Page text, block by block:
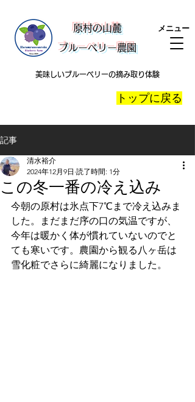
​原村の山麓
ブルーベリー農園
メニュー
美味しいブルーベリーの摘み取り体験
​トップに戻る
記事
この冬一番の冷え込み
清水裕介
2024年12月9日 読了時間: 1分
今朝の原村は氷点下7℃まで冷え込みま
した。まだまだ序の口の気温ですが、
今年は暖かく体が慣れていないのでと
ても寒いです。農園から観る八ヶ岳は
雪化粧でさらに綺麗になりました。